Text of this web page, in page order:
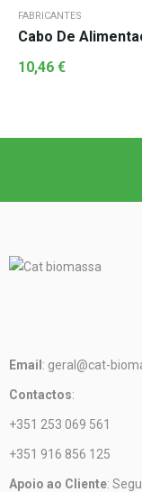
FABRICANTES
Cabo De
10,46 €
Email : geral@cat-
Contactos:
+351 253 069 561
+351 916 856 125
Apoio ao Cliente: